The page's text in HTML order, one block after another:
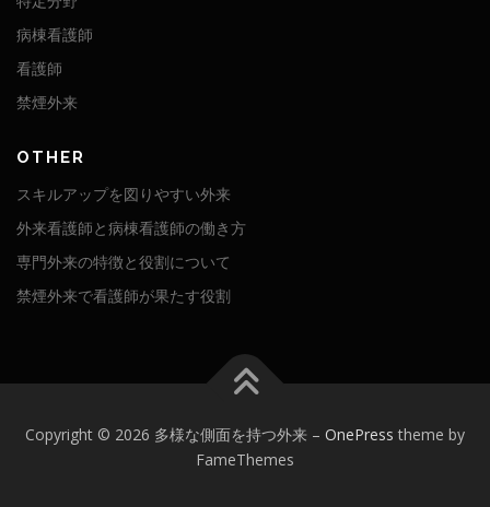
病棟看護師
看護師
禁煙外来
OTHER
スキルアップを図りやすい外来
外来看護師と病棟看護師の働き方
専門外来の特徴と役割について
禁煙外来で看護師が果たす役割
Copyright © 2026 多様な側面を持つ外来 – OnePress theme by
FameThemes